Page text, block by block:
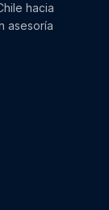
hacia
asesoría